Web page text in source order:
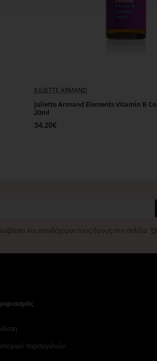
JULIETTE ARMAND
Juliette Armand Elements Vitamin B
20ml
34,20€
και αποδέχομαι τους όρους στη σελίδα
παραγγελιών